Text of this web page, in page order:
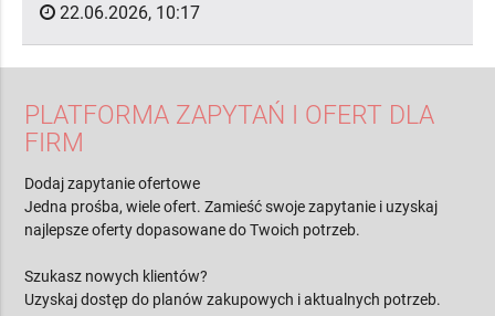
22.06.2026, 10:17
PLATFORMA ZAPYTAŃ I OFERT DLA
FIRM
Dodaj zapytanie ofertowe
Jedna prośba, wiele ofert. Zamieść swoje zapytanie i uzyskaj
najlepsze oferty dopasowane do Twoich potrzeb.
Szukasz nowych klientów?
Uzyskaj dostęp do planów zakupowych i aktualnych potrzeb.